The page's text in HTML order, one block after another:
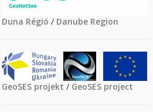
Duna Régió / Danube Region
GeoSES projekt / GeoSES project